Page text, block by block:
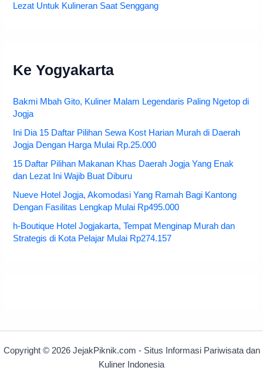
Lezat Untuk Kulineran Saat Senggang
Ke Yogyakarta
Bakmi Mbah Gito, Kuliner Malam Legendaris Paling Ngetop di
Jogja
Ini Dia 15 Daftar Pilihan Sewa Kost Harian Murah di Daerah
Jogja Dengan Harga Mulai Rp.25.000
15 Daftar Pilihan Makanan Khas Daerah Jogja Yang Enak
dan Lezat Ini Wajib Buat Diburu
Nueve Hotel Jogja, Akomodasi Yang Ramah Bagi Kantong
Dengan Fasilitas Lengkap Mulai Rp495.000
h-Boutique Hotel Jogjakarta, Tempat Menginap Murah dan
Strategis di Kota Pelajar Mulai Rp274.157
Copyright © 2026 JejakPiknik.com - Situs Informasi Pariwisata dan
Kuliner Indonesia